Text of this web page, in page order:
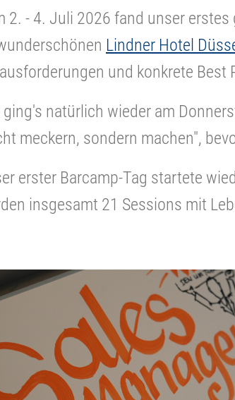
2. - 4. Juli 2026 fand unser
Lindner Hotel
und konkrete
ging's natürlich wieder am
meckern, sondern machen",
erster Barcamp-Tag startete
insgesamt 21 Sessions mit